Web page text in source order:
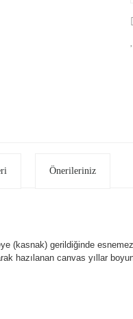
Önerileriniz
(kasnak) gerildiğinde
canvas yıllar